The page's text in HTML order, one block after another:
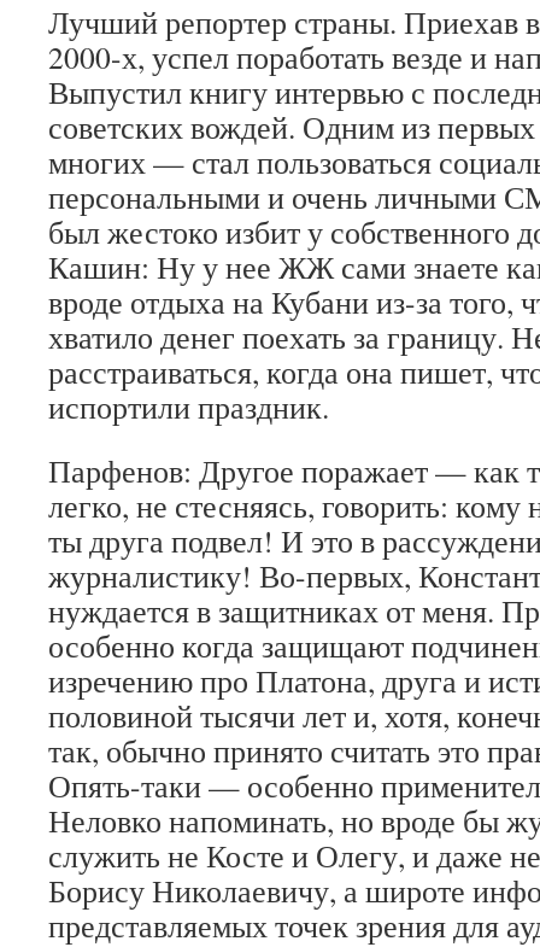
Лучший репортер страны. Приехав
2000-х, успел поработать везде и
Выпустил книгу интервью с
советских вождей. Одним из
многих — стал пользоваться
персональными и очень личными
был жестоко избит у собственного
Кашин: Ну у нее ЖЖ сами знаете
вроде отдыха на Кубани из-за того,
хватило денег поехать за границу.
расстраиваться, когда она пишет,
испортили праздник.
Парфенов: Другое поражает — как
легко, не стесняясь, говорить:
ты друга подвел! И это в
журналистику! Во-первых,
нуждается в защитниках от меня.
особенно когда защищают
изречению про Платона, друга и
половиной тысячи лет и, хотя,
так, обычно принято считать это
Опять-таки — особенно
Неловко напоминать, но вроде бы
служить не Косте и Олегу, и даже
Борису Николаевичу, а широте
представляемых точек зрения для